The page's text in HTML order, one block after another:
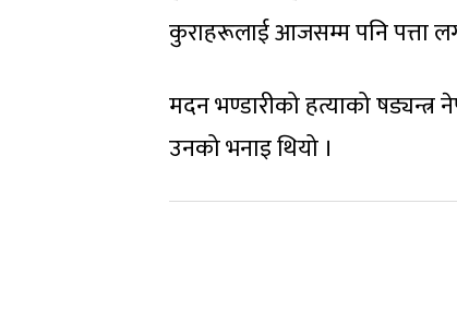
कुराहरूलाई आजसम्म पनि पत्ता
मदन भण्डारीको हत्याको
उनको भनाइ थियो ।